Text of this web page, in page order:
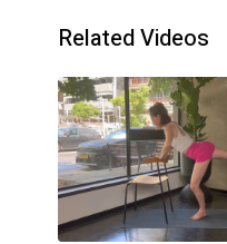
Related Videos